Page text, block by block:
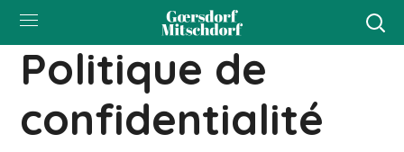
Politique de
confidentialité